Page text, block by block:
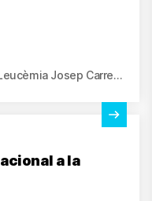
Institut de Recerca contra la Leucèmia Josep Carreras, Badalona
a la